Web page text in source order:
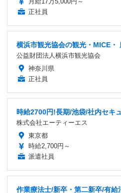
正社員
横浜市観光協会の観光・MICE・
公益財団法人横浜市観光協会
神奈川県
正社員
時給2700円!長期/池袋/社内セキ
株式会社エーティーエス
東京都
時給2,700円～
派遣社員
作業療法士/新卒・第二新卒/有